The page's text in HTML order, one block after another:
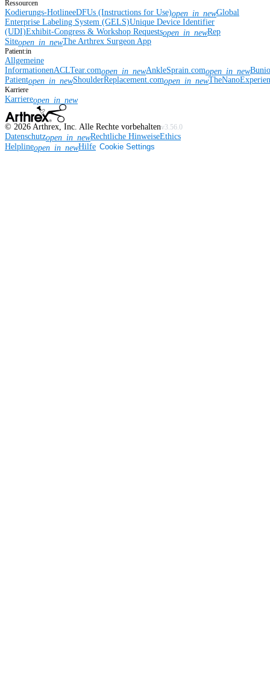
Ressourcen
Kodierungs-HotlineeDFUs (Instructions for Use)open_in_newGlobal
Enterprise Labeling System (GELS)Unique Device Identifier
(UDI)Exhibit-Congress & Workshop Requestsopen_in_newRep
Siteopen_in_newThe Arthrex Surgeon App
Patient:in
Allgemeine
InformationenACLTear.comopen_in_newAnkleSprain.comopen_in_new
Patientopen_in_newShoulderReplacement.comopen_in_new
Karriere
Karriereopen_in_new
© 2026 Arthrex, Inc. Alle Rechte vorbehaltenv3.56.0
Datenschutzopen_in_newRechtliche HinweiseEthics
Helplineopen_in_newHilfe Cookie Settings